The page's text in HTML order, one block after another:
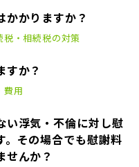
かりますか？
税・相続税の対策
すか？
費用
い浮気・不倫に対し慰
その場合でも慰謝料
せんか？